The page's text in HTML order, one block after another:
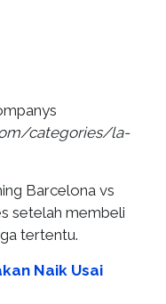
categories/la-
Barcelona vs
setelah membeli
tertentu.
Naik Usai